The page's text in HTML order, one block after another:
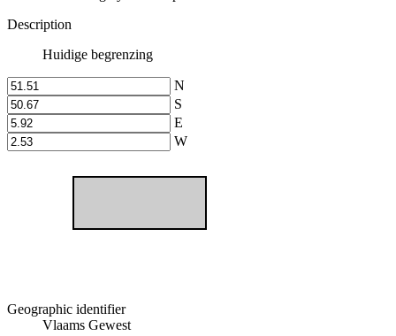
Description
Huidige begrenzing
N
S
E
W
Geographic identifier
Vlaams Gewest